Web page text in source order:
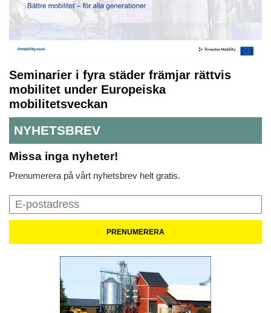
Seminarier i fyra städer främjar rättvis
mobilitet under Europeiska
mobilitetsveckan
NYHETSBREV
Missa inga nyheter!
Prenumerera på vårt nyhetsbrev helt gratis.